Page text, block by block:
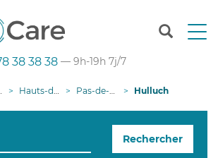
T
n
38 38 38 — 9h-19h 7j/7
Hauts-de-France Pas-de-Calais Hulluch
Rechercher